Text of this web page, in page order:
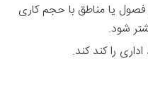
یا مناطق با حجم کاری
شود.
را کند کند.